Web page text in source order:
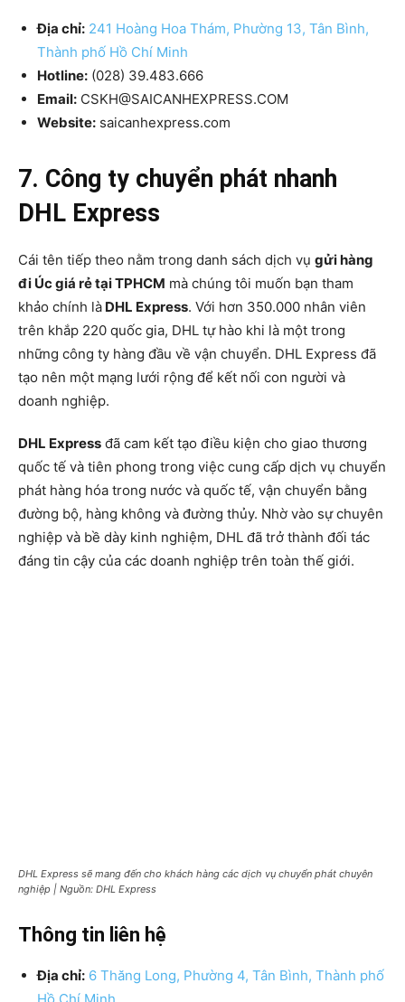
Địa chỉ: 241 Hoàng Hoa Thám, Phường 13, Tân Bình,
Thành phố Hồ Chí Minh
Hotline: (028) 39.483.666
Email: CSKH@SAICANHEXPRESS.COM
Website: saicanhexpress.com
7. Công ty chuyển phát nhanh
DHL Express
Cái tên tiếp theo nằm trong danh sách dịch vụ gửi hàng
đi Úc giá rẻ tại TPHCM mà chúng tôi muốn bạn tham
khảo chính là DHL Express. Với hơn 350.000 nhân viên
trên khắp 220 quốc gia, DHL tự hào khi là một trong
những công ty hàng đầu về vận chuyển. DHL Express đã
tạo nên một mạng lưới rộng để kết nối con người và
doanh nghiệp.
DHL Express đã cam kết tạo điều kiện cho giao thương
quốc tế và tiên phong trong việc cung cấp dịch vụ chuyển
phát hàng hóa trong nước và quốc tế, vận chuyển bằng
đường bộ, hàng không và đường thủy. Nhờ vào sự chuyên
nghiệp và bề dày kinh nghiệm, DHL đã trở thành đối tác
đáng tin cậy của các doanh nghiệp trên toàn thế giới.
DHL Express sẽ mang đến cho khách hàng các dịch vụ chuyển phát chuyên
nghiệp | Nguồn: DHL Express
Thông tin liên hệ
Địa chỉ: 6 Thăng Long, Phường 4, Tân Bình, Thành phố